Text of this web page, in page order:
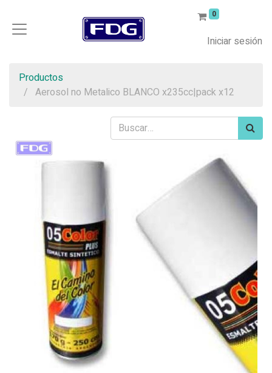
0
Iniciar sesión
Productos
Aerosol no Metalico BLANCO x235cc|pack x12